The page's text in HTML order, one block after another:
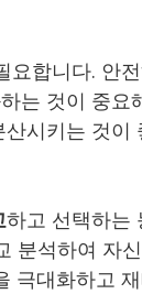
요합니다. 안
는 것이 중
시키는 것이
하고 선택하는
분석하여 자
극대화하고